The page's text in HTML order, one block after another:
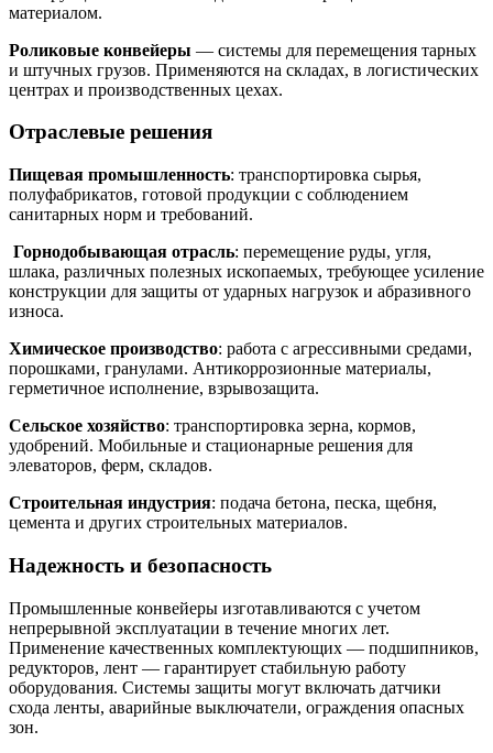
материалом.
Роликовые конвейеры — системы для перемещения тарных
и штучных грузов. Применяются на складах, в логистических
центрах и производственных цехах.
Отраслевые решения
Пищевая промышленность: транспортировка сырья,
полуфабрикатов, готовой продукции с соблюдением
санитарных норм и требований.
Горнодобывающая отрасль: перемещение руды, угля,
шлака, различных полезных ископаемых, требующее усиление
конструкции для защиты от ударных нагрузок и абразивного
износа.
Химическое производство: работа с агрессивными средами,
порошками, гранулами. Антикоррозионные материалы,
герметичное исполнение, взрывозащита.
Сельское хозяйство: транспортировка зерна, кормов,
удобрений. Мобильные и стационарные решения для
элеваторов, ферм, складов.
Строительная индустрия: подача бетона, песка, щебня,
цемента и других строительных материалов.
Надежность и безопасность
Промышленные конвейеры изготавливаются с учетом
непрерывной эксплуатации в течение многих лет.
Применение качественных комплектующих — подшипников,
редукторов, лент — гарантирует стабильную работу
оборудования. Системы защиты могут включать датчики
схода ленты, аварийные выключатели, ограждения опасных
зон.